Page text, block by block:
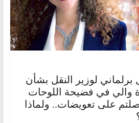
برلماني لوزير النقل بشأن
والي في فضيحة اللوحات
على تعويضات.. ولماذا